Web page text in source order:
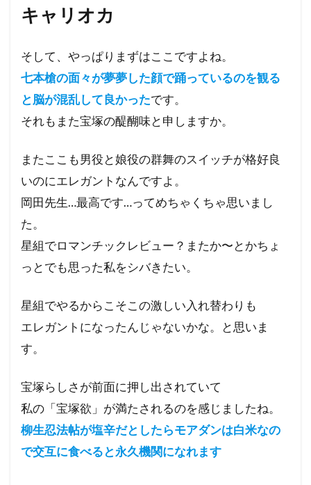
キャリオカ
そして、やっぱりまずはここですよね。
七本槍の面々が夢夢した顔で踊っているのを観る
と脳が混乱して良かったです。
それもまた宝塚の醍醐味と申しますか。
またここも男役と娘役の群舞のスイッチが格好良
いのにエレガントなんですよ。
岡田先生…最高です…ってめちゃくちゃ思いまし
た。
星組でロマンチックレビュー？またか〜とかちょ
っとでも思った私をシバきたい。
星組でやるからこそこの激しい入れ替わりも
エレガントになったんじゃないかな。と思いま
す。
宝塚らしさが前面に押し出されていて
私の「宝塚欲」が満たされるのを感じましたね。
柳生忍法帖が塩辛だとしたらモアダンは白米なの
で交互に食べると永久機関になれます